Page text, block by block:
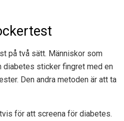
på två sätt. Människor som
diabetes sticker fingret med en
Den andra metoden är att ta
för att screena för diabetes.